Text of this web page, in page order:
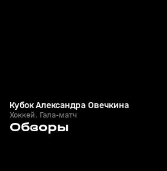
Кубок Александра Овечкина
Хоккей. Гала-матч
Обзоры
31 мая, 19:33